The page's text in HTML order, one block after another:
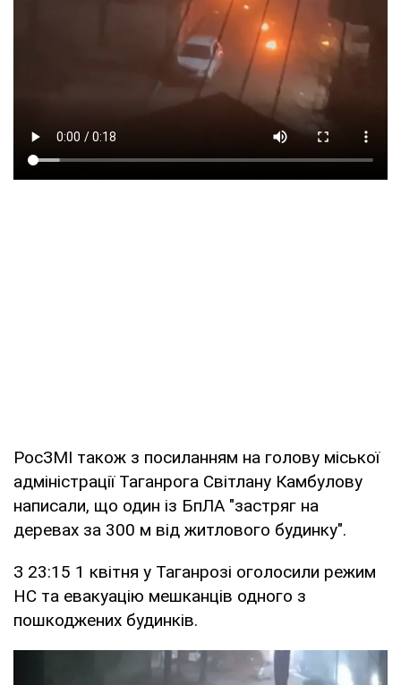
РосЗМІ також з посиланням на голову міської
адміністрації Таганрога Світлану Камбулову
написали, що один із БпЛА "застряг на
деревах за 300 м від житлового будинку".
З 23:15 1 квітня у Таганрозі оголосили режим
НС та евакуацію мешканців одного з
пошкоджених будинків.